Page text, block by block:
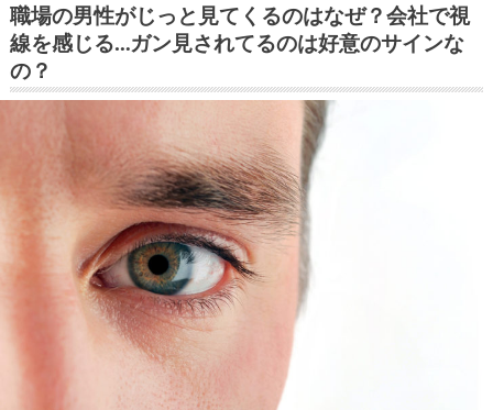
職場の男性がじっと見てくるのはなぜ？会社で視
線を感じる…ガン見されてるのは好意のサインな
の？